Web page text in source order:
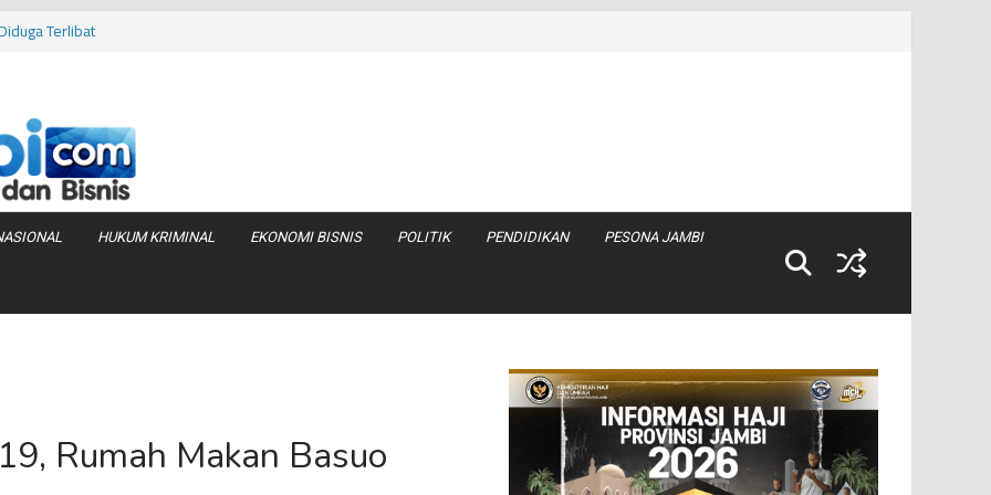
Terlibat
Jadi Rp
Zenix di
HUKUM KRIMINAL EKONOMI BISNIS POLITIK PENDIDIKAN PESONA JAMBI
Rumah Makan Basuo